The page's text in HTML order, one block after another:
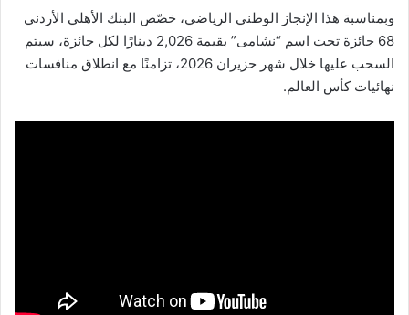
وبمناسبة هذا الإنجاز الوطني الرياضي، خصّص البنك الأهلي الأردني
68 جائزة تحت اسم “نشامى” بقيمة 2,026 دينارًا لكل جائزة، سيتم
السحب عليها خلال شهر حزيران 2026، تزامنًا مع انطلاق منافسات
نهائيات كأس العالم.